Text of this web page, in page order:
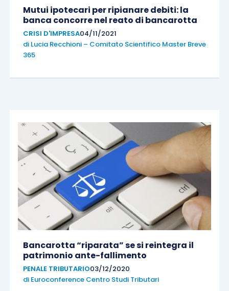
Mutui ipotecari per ripianare debiti: la
banca concorre nel reato di bancarotta
CRISI D'IMPRESA04/11/2021
di Lucia Recchioni – Comitato Scientifico Master Breve
365
Bancarotta “riparata” se si reintegra il
patrimonio ante-fallimento
PENALE TRIBUTARIO03/12/2020
di Euroconference Centro Studi Tributari